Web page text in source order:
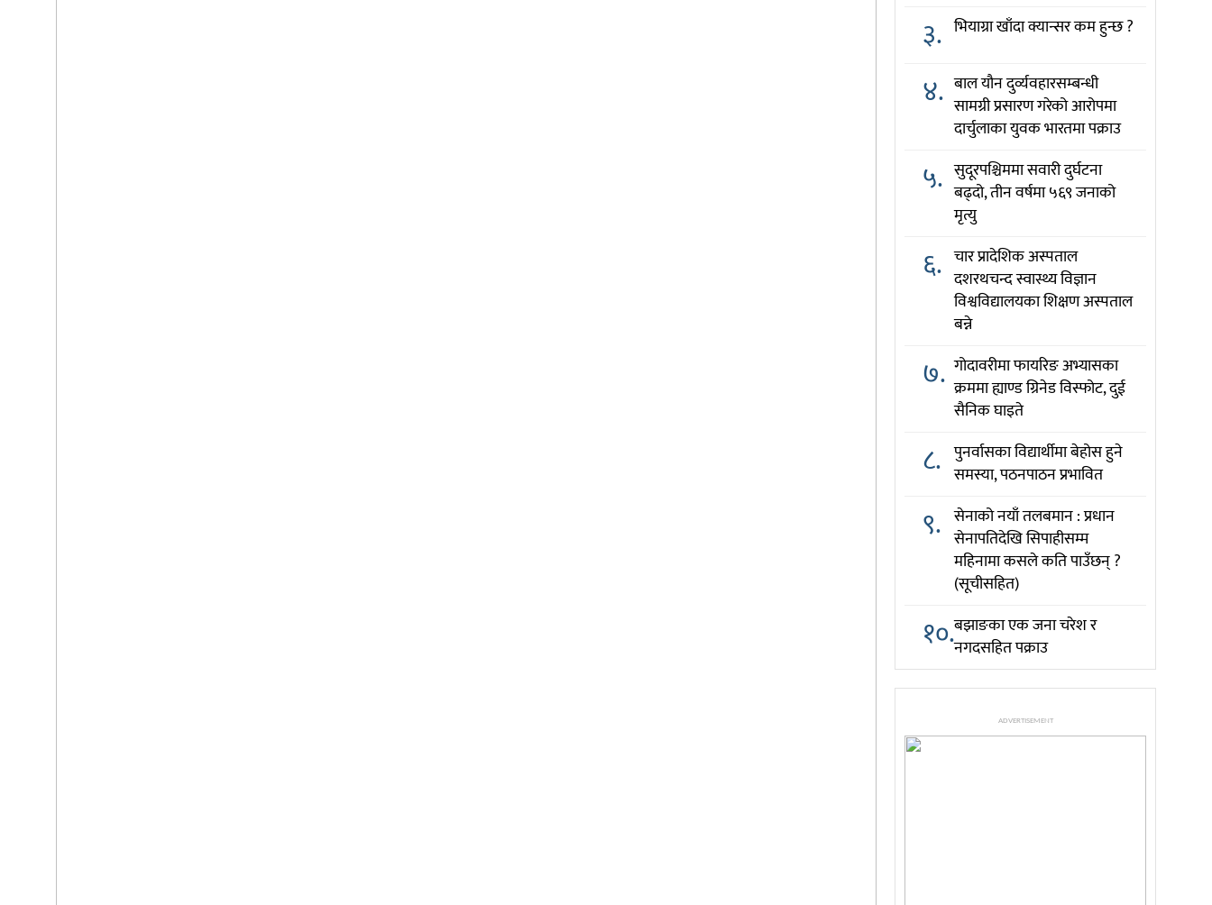
३. भियाग्रा खाँदा क्यान्सर कम हुन्छ ?
४. बाल यौन दुर्व्यवहारसम्बन्धी
सामग्री प्रसारण गरेको आरोपमा
दार्चुलाका युवक भारतमा पक्राउ
५. सुदूरपश्चिममा सवारी दुर्घटना
बढ्दो, तीन वर्षमा ५६९ जनाको
मृत्यु
६. चार प्रादेशिक अस्पताल
दशरथचन्द स्वास्थ्य विज्ञान
विश्वविद्यालयका शिक्षण अस्पताल
बन्ने
७. गोदावरीमा फायरिङ अभ्यासका
क्रममा ह्याण्ड ग्रिनेड विस्फोट, दुई
सैनिक घाइते
८. पुनर्वासका विद्यार्थीमा बेहोस हुने
समस्या, पठनपाठन प्रभावित
९. सेनाको नयाँ तलबमान : प्रधान
सेनापतिदेखि सिपाहीसम्म
महिनामा कसले कति पाउँछन् ?
(सूचीसहित)
१०.बझाङका एक जना चरेश र
नगदसहित पक्राउ
ADVERTISEMENT